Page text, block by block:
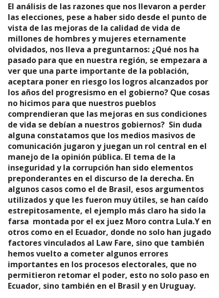
El análisis de las razones que nos llevaron a perder
las elecciones, pese a haber sido desde el punto de
vista de las mejoras de la calidad de vida de
millones de hombres y mujeres eternamente
olvidados, nos lleva a preguntarnos: ¿Qué nos ha
pasado para que en nuestra región, se empezara a
ver que una parte importante de la población,
aceptara poner en riesgo los logros alcanzados por
los años del progresismo en el gobierno? Que cosas
no hicimos para que nuestros pueblos
comprendieran que las mejoras en sus condiciones
de vida se debían a nuestros gobiernos? Sin duda
alguna constatamos que los medios masivos de
comunicación jugaron y juegan un rol central en el
manejo de la opinión pública. El tema de la
inseguridad y la corrupción han sido elementos
preponderantes en el discurso de la derecha. En
algunos casos como el de Brasil, esos argumentos
utilizados y que les fueron muy útiles, se han caído
estrepitosamente, el ejemplo más claro ha sido la
farsa montada por el ex juez Moro contra Lula.Y en
otros como en el Ecuador, donde no solo han jugado
factores vinculados al Law Fare, sino que también
hemos vuelto a cometer algunos errores
importantes en los procesos electorales, que no
permitieron retomar el poder, esto no solo paso en
Ecuador, sino también en el Brasil y en Uruguay.